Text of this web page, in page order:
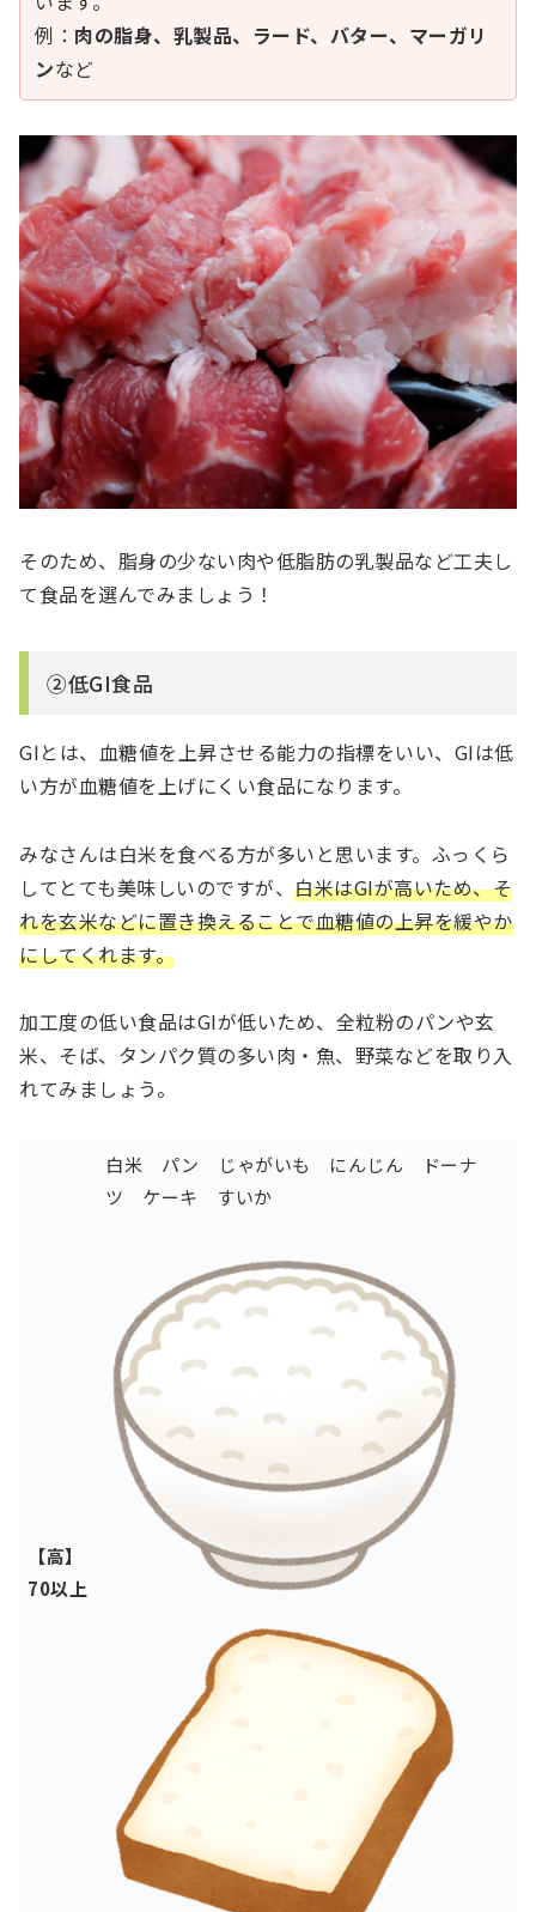
例： 肉の脂身、乳製品、ラード、バター、マーガリ
ンなど
そのため、脂身の少ない肉や低脂肪の乳製品など工夫し
て食品を選んでみましょう！
②低GI食品
GIとは、血糖値を上昇させる能力の指標をいい、GIは低
い方が血糖値を上げにくい食品になります。
みなさんは白米を食べる方が多いと思います。ふっくら
してとても美味しいのですが、 白米はGIが高いため、そ
れを玄米などに置き換えることで血糖値の上昇を緩やか
にしてくれます。
加工度の低い食品はGIが低いため、全粒粉のパンや玄
米、そば、タンパク質の多い肉・魚、野菜などを取り入
れてみましょう。
【高】
70以上
白米 パン じゃがいも にんじん
ドーナ
ツ ケーキ すいか